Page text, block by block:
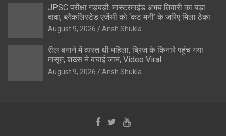
JPSC परीक्षा गड़बड़ी: मास्टरमाइंड अभय तिवारी का बड़ा
दावा, ब्लैकलिस्टेड एजेंसी को ‘कट मनी’ के जरिए मिला ठेका
August 9, 2026 Ansh Shukla
रील बनाने में व्यस्त थी महिला, ब्रिज के किनारे पहुंच गया
मासूम; शख्स ने बचाई जान, Video Viral
August 9, 2026 Ansh Shukla